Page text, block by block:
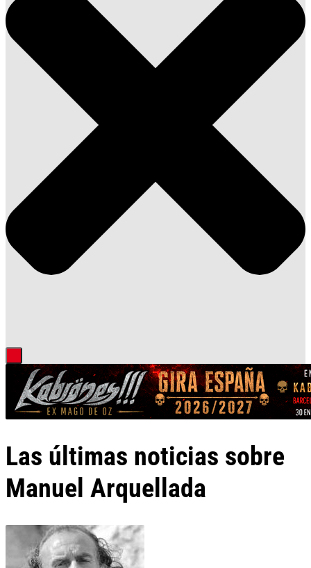
Las últimas noticias sobre
Manuel Arquellada